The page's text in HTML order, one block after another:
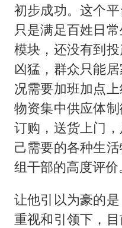
初步成功。这个
只是满足百姓日
模块，还没有到
凶猛，群众只能
况需要加班加点
物资集中供应体
订购，送货上门
己需要的各种生
组干部的高度评价
让他引以为豪的
重视和引领下，目